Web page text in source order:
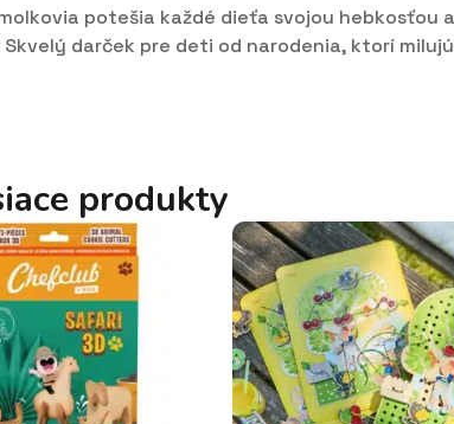
potešia každé dieťa svojou hebkosťou
Skvelý darček pre deti od narodenia, ktorí
produkty